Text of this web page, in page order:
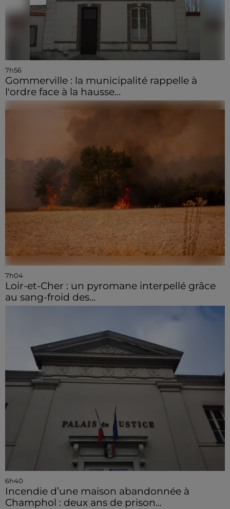
7h56
Gommerville : la municipalité rappelle à
l'ordre face à la hausse...
7h04
Loir-et-Cher : un pyromane interpellé grâce
au sang-froid des...
6h40
Incendie d’une maison abandonnée à
Champhol : deux ans de prison...